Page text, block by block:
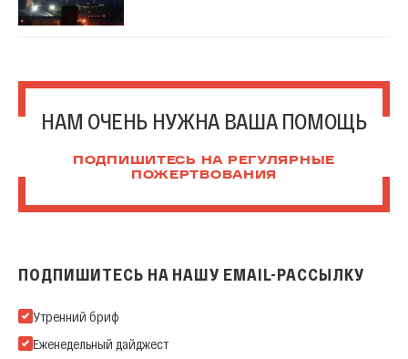
НАМ ОЧЕНЬ НУЖНА ВАША ПОМОЩЬ
ПОДПИШИТЕСЬ НА РЕГУЛЯРНЫЕ
ПОЖЕРТВОВАНИЯ
ПОДПИШИТЕСЬ НА НАШУ EMAIL-РАССЫЛКУ
Подпишитесь на нашу Email-рассылку
Утренний бриф
Еженедельный дайджест